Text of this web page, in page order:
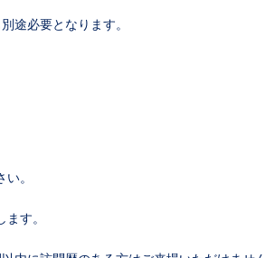
途必要となります。
。
す。